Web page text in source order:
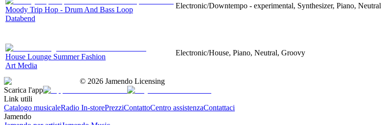
Moody Trip Hop - Drum And Bass Loop
Databend
Electronic/Downtempo - experimental, Synthesizer, Piano, Neutral
House Lounge Summer Fashion
Art Media
Electronic/House, Piano, Neutral, Groovy
© 2026 Jamendo Licensing
Scarica l'app
Link utili
Catalogo musicaleRadio In-storePrezziContattoCentro assistenzaContattaci
Jamendo